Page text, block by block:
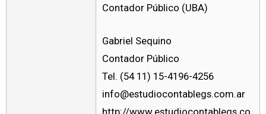
Contador Público (UBA)
Gabriel Sequino
Contador Público
Tel. (54 11) 15-4196-4256
info@estudiocontablegs.com.ar
http://www.estudiocontablegs.co